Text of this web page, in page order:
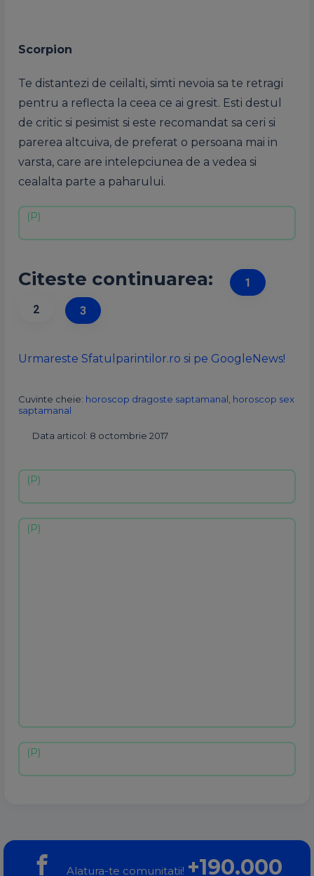
Scorpion
Te distantezi de ceilalti, simti nevoia sa te retragi
pentru a reflecta la ceea ce ai gresit. Esti destul
de critic si pesimist si este recomandat sa ceri si
parerea altcuiva, de preferat o persoana mai in
varsta, care are intelepciunea de a vedea si
cealalta parte a paharului.
Citeste continuarea:
1
2
3
Urmareste Sfatulparintilor.ro si pe GoogleNews!
Cuvinte cheie: horoscop dragoste saptamanal horoscop sex
saptamanal
Data articol: 8 octombrie 2017
Alatura-te comunitatii! +190.000